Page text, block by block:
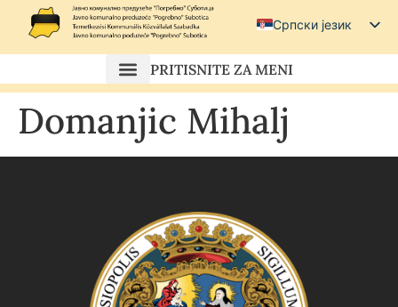
Српски језик
Српски (ћирилица)
Magyar
Hrvatski
PRITISNITE ZA MENI
Domanjic Mihalj